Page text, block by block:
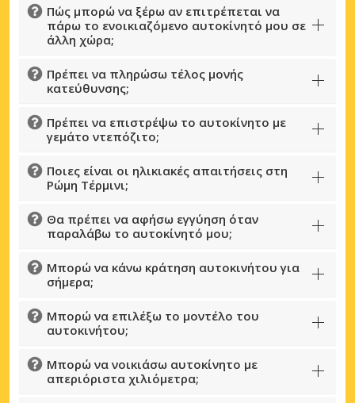
Πώς μπορώ να ξέρω αν επιτρέπεται να
πάρω το ενοικιαζόμενο αυτοκίνητό μου σε
άλλη χώρα;
Πρέπει να πληρώσω τέλος μονής
κατεύθυνσης;
Πρέπει να επιστρέψω το αυτοκίνητο με
γεμάτο ντεπόζιτο;
Ποιες είναι οι ηλικιακές απαιτήσεις στη
Ρώμη Τέρμινι;
Θα πρέπει να αφήσω εγγύηση όταν
παραλάβω το αυτοκίνητό μου;
Μπορώ να κάνω κράτηση αυτοκινήτου για
σήμερα;
Μπορώ να επιλέξω το μοντέλο του
αυτοκινήτου;
Μπορώ να νοικιάσω αυτοκίνητο με
απεριόριστα χιλιόμετρα;